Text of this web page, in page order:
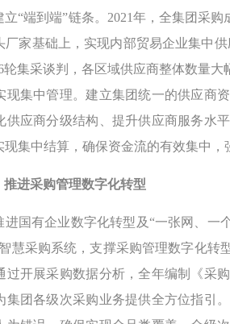
“端到端”链条。2021年，全集团采
厂家基础上，实现内部贸易企业集中
轮集采谈判，各区域供应商整体数量
现集中管理。建立集团统一的供应商
供应商分级结构、提升供应商服务水
集中结算，确保资金流的有效集中
推进采购管理数字化转型
进国有企业数字化转型及“一张网、一
慧采购系统，支撑采购管理数字化
过开展采购数据分析，全年编制《采
集团各级次采购业务提供全方位指引